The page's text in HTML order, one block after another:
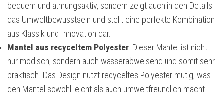
bequem und atmungsaktiv, sondern zeigt auch in den Details
das Umweltbewusstsein und stellt eine perfekte Kombination
aus Klassik und Innovation dar.
Mantel aus recyceltem Polyester: Dieser Mantel ist nicht
nur modisch, sondern auch wasserabweisend und somit sehr
praktisch. Das Design nutzt recyceltes Polyester mutig, was
den Mantel sowohl leicht als auch umweltfreundlich macht